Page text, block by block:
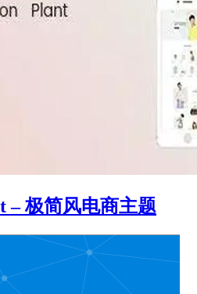
极简风电商主题